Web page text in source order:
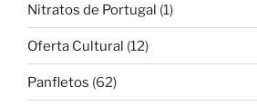
Nitratos de Portugal (1)
Oferta Cultural (12)
Panfletos (62)